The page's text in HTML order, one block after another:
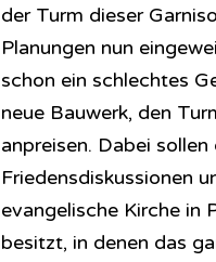
der Turm dieser
Planungen nun
schon ein schlechtes
neue Bauwerk, den
anpreisen. Dabei
Friedensdiskussionen
evangelische Kirche in
besitzt, in denen das